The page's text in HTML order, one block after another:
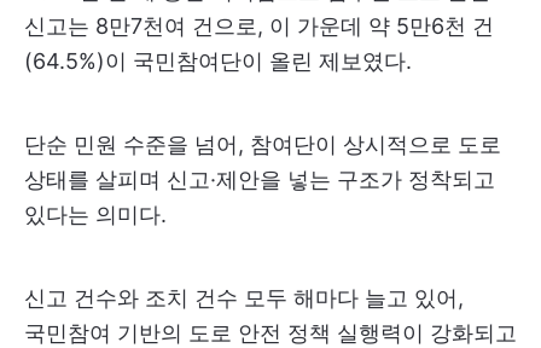
신고는 8만7천여 건으로, 이 가운데 약 5만6천 건
(64.5%)이 국민참여단이 올린 제보였다.
단순 민원 수준을 넘어, 참여단이 상시적으로 도로
상태를 살피며 신고·제안을 넣는 구조가 정착되고
있다는 의미다.
신고 건수와 조치 건수 모두 해마다 늘고 있어,
국민참여 기반의 도로 안전 정책 실행력이 강화되고